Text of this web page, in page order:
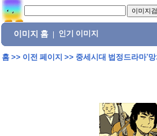
이미지 홈 인기 이미지
홈>> 이전 페이지 >> 중세시대 법정드라마'